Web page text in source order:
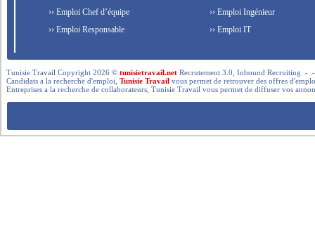
›› Emploi Chef d’équipe
›› Emploi Responsable
›› Emploi Ingénieur
›› Emploi IT
Tunisie Travail Copyright 2026 ©tunisietravail.net Recrutement 3.0, Inbound Recruiting .-
Candidats a la recherche d'emploi,Tunisie Travail vous permet de retrouver des offres
Entreprises a la recherche de collaborateurs, Tunisie Travail vous permet de diffuser vos